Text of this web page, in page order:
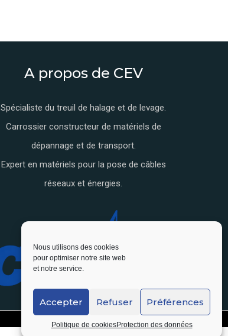
Nous utilisons des cookies
pour optimiser notre site web
et notre service.
Accepter Refuser Préférences
Politique de cookiesProtection des données
A propos de CEV
Spécialiste du treuil de halage et de levage.
Carrossier constructeur de matériels de
dépannage et de transport.
Expert en matériels pour la pose de câbles
réseaux et énergies.